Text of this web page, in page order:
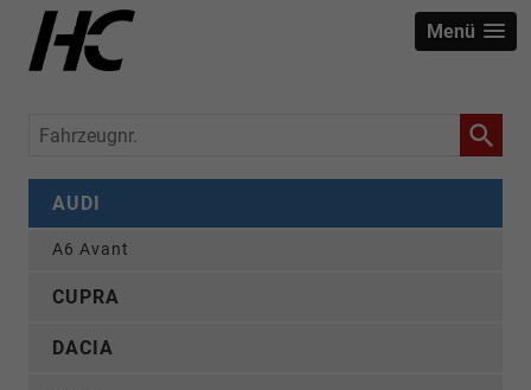
Menü
Fahrzeugnr.
AUDI
A6 Avant
CUPRA
DACIA